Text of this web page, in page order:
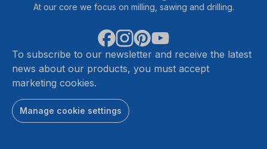
At our core we focus on milling, sawing and drilling.
To subscribe to our newsletter and receive the latest
news about our products, you must accept
marketing cookies.
Manage cookie settings